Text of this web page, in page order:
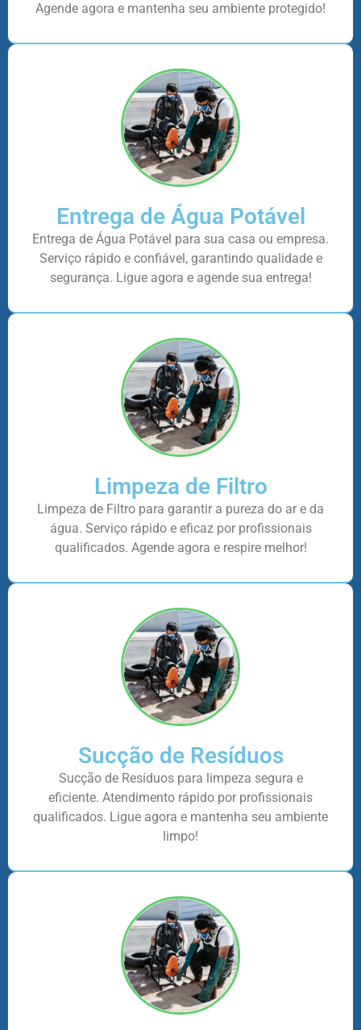
Agende agora e mantenha seu ambiente protegido!
Entrega de Água Potável
Entrega de Água Potável para sua casa ou empresa.
Serviço rápido e confiável, garantindo qualidade e
segurança. Ligue agora e agende sua entrega!
Limpeza de Filtro
Limpeza de Filtro para garantir a pureza do ar e da
água. Serviço rápido e eficaz por profissionais
qualificados. Agende agora e respire melhor!
Sucção de Resíduos
Sucção de Resíduos para limpeza segura e
eficiente. Atendimento rápido por profissionais
qualificados. Ligue agora e mantenha seu ambiente
limpo!